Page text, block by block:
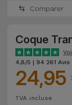
OnePlus
Google
Reconditionnés
Consoles de
Jeux
Voir
tout
Batteries
Chargeurs
Ecouteurs
et
Enceintes
Comparer
Coque
4,8/5 | 94 261 Avis
24,95
TVA incluse